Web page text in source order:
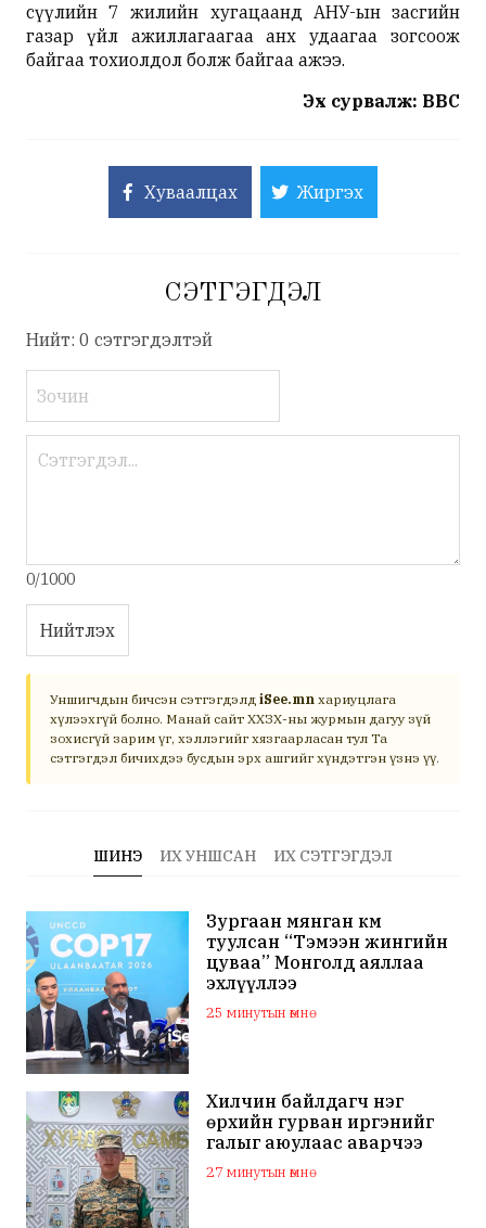
сүүлийн 7 жилийн хугацаанд АНУ-ын засгийн
газар үйл ажиллагаагаа анх удаагаа зогсоож
байгаа тохиолдол болж байгаа ажээ.
Эх сурвалж: BBC
Хуваалцах Жиргэх
СЭТГЭГДЭЛ
Нийт: 0 сэтгэгдэлтэй
0/1000
Нийтлэх
Уншигчдын бичсэн сэтгэгдэлд iSee.mn хариуцлага
хүлээхгүй болно. Манай сайт ХХЗХ-ны журмын дагуу зүй
зохисгүй зарим үг, хэллэгийг хязгаарласан тул Та
сэтгэгдэл бичихдээ бусдын эрх ашгийг хүндэтгэн үзнэ үү.
ШИНЭ ИХ УНШСАН ИХ СЭТГЭГДЭЛ
Зургаан мянган км
туулсан “Тэмээн жингийн
цуваа” Монголд аяллаа
эхлүүллээ
25 минутын өмнө
Хилчин байлдагч нэг
өрхийн гурван иргэнийг
галыг аюулаас аварчээ
27 минутын өмнө